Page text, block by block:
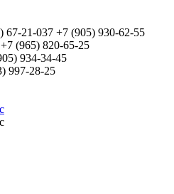
67-21-037 +7 (905) 930-62-55
+7 (965) 820-65-25
934-34-45
997-28-25